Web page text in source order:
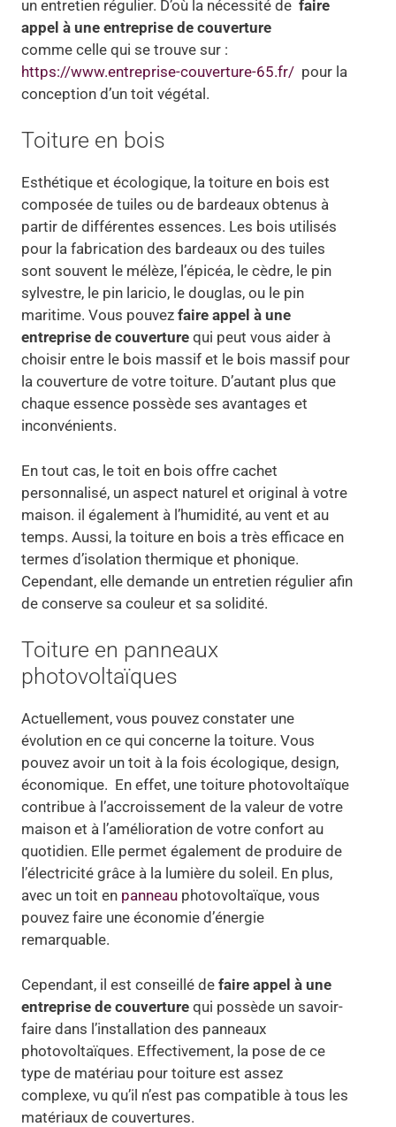
un entretien régulier. D’où la nécessité defaire
appel à une entreprise de couverture
comme celle qui se trouve sur :
https://www.entreprise-couverture-65.fr/ pour la
conception d’un toit végétal.
Toiture en bois
Esthétique et écologique, la toiture en bois est
composée de tuiles ou de bardeaux obtenus à
partir de différentes essences. Les bois utilisés
pour la fabrication des bardeaux ou des tuiles
sont souvent le mélèze, l’épicéa, le cèdre, le pin
sylvestre, le pin laricio, le douglas, ou le pin
maritime. Vous pouvezfaire appel à une
entreprise de couverturequi peut vous aider à
choisir entre le bois massif et le bois massif pour
la couverture de votre toiture. D’autant plus que
chaque essence possède ses avantages et
inconvénients.
En tout cas, le toit en bois offre cachet
personnalisé, un aspect naturel et original à votre
maison. il également à l’humidité, au vent et au
temps. Aussi, la toiture en bois a très efficace en
termes d’isolation thermique et phonique.
Cependant, elle demande un entretien régulier afin
de conserve sa couleur et sa solidité.
Toiture en panneaux
photovoltaïques
Actuellement, vous pouvez constater une
évolution en ce qui concerne la toiture. Vous
pouvez avoir un toit à la fois écologique, design,
économique. En effet, une toiture photovoltaïque
contribue à l’accroissement de la valeur de votre
maison et à l’amélioration de votre confort au
quotidien. Elle permet également de produire de
l’électricité grâce à la lumière du soleil. En plus,
avec un toit en panneau photovoltaïque, vous
pouvez faire une économie d’énergie
remarquable.
Cependant, il est conseillé defaire appel à une
entreprise de couverturequi possède un savoir-
faire dans l’installation des panneaux
photovoltaïques. Effectivement, la pose de ce
type de matériau pour toiture est assez
complexe, vu qu’il n’est pas compatible à tous les
matériaux de couvertures.